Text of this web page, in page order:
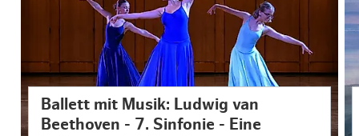
Ballett mit Musik: Ludwig van
Beethoven - 7. Sinfonie - Eine